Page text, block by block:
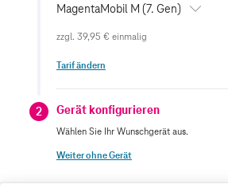
MagentaMobil M (7. Gen)
zzgl. 39,95 € einmalig
Tarif ändern
2 Gerät konfigurieren
Wählen Sie Ihr Wunschgerät aus.
Weiter ohne Gerät